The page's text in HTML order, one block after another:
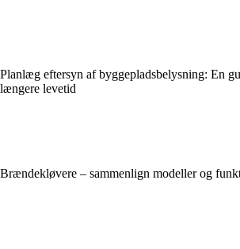
Planlæg eftersyn af byggepladsbelysning: En
længere levetid
Brændekløvere – sammenlign modeller og